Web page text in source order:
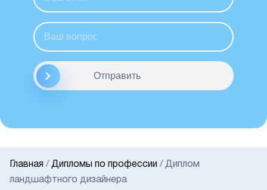
Отправить
Главная / Дипломы по профессии / Диплом
ландшафтного дизайнера